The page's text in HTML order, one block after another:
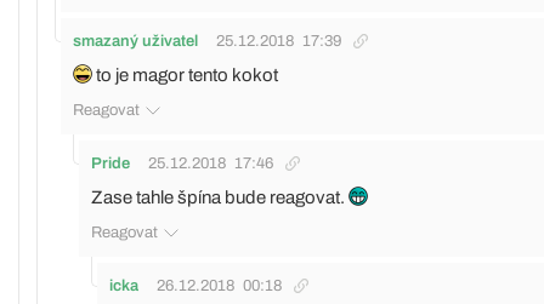
smazaný uživatel 25.12.2018 17:39
to je magor tento kokot
Reagovat
Pride 25.12.2018 17:46
Zase tahle špína bude reagovat.
Reagovat
icka 26.12.2018 00:18